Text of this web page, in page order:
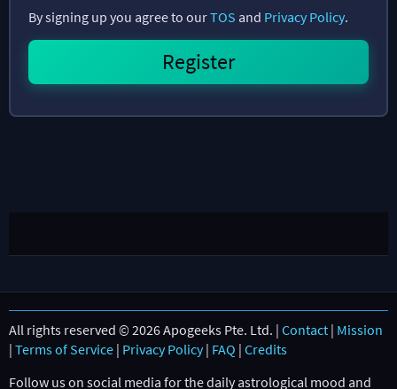
By signing up you agree to ourTOS and Privacy Policy.
All rights reserved © 2026 Apogeeks Pte. Ltd. | Contact | Mission
| Terms of Service | Privacy Policy| FAQ | Credits
Follow us on social media for the daily astrological mood and